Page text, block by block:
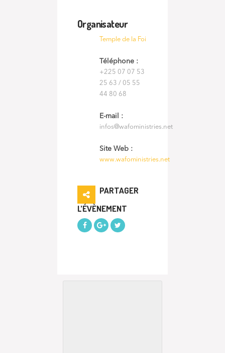
Organisateur
Temple de la Foi
Téléphone :
+225 07 07 53
25 63 / 05 55
44 80 68
E-mail :
infos@wafoministries.net
Site Web :
www.wafoministries.net
PARTAGER
L’ÉVÈNEMENT